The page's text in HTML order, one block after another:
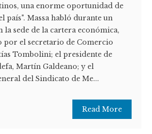
una enorme oportunidad de
país". Massa habló durante un
la sede de la cartera económica,
por el secretario de Comercio
Tombolini; el presidente de
Martín Galdeano; y el
del Sindicato de Me...
Read More